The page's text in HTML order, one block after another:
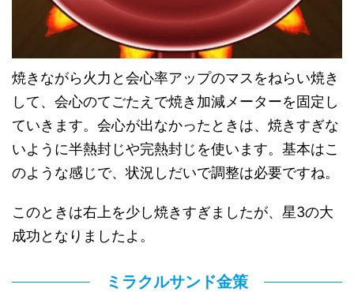
焼きながら火力と会心率アップのマスをねらい焼き
して、会心のてごたえで焼き加減メーターを固定し
ていきます。会心が出なかったときは、焼きすぎな
いように半熱封じや完熱封じを使います。基本はこ
のような感じで、状況しだいで調整は必要ですね。
このときは右上を少し焼きすぎましたが、星3の大
成功となりましたよ。
ミラクルサンド金策